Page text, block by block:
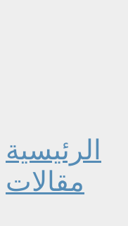
الرئيسية
مقالات